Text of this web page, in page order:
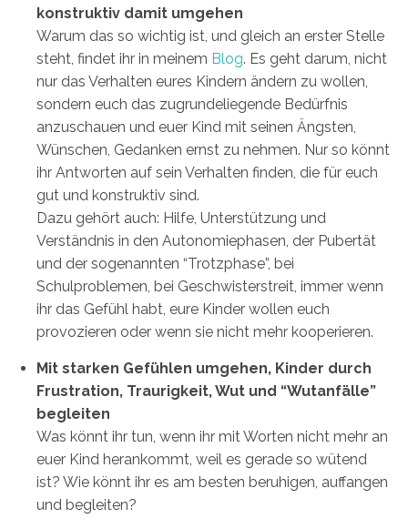
konstruktiv damit umgehen
Warum das so wichtig ist, und gleich an erster Stelle
steht, findet ihr in meinem Blog. Es geht darum, nicht
nur das Verhalten eures Kindern ändern zu wollen,
sondern euch das zugrundeliegende Bedürfnis
anzuschauen und euer Kind mit seinen Ängsten,
Wünschen, Gedanken ernst zu nehmen. Nur so könnt
ihr Antworten auf sein Verhalten finden, die für euch
gut und konstruktiv sind.
Dazu gehört auch: Hilfe, Unterstützung und
Verständnis in den Autonomiephasen, der Pubertät
und der sogenannten “Trotzphase”, bei
Schulproblemen, bei Geschwisterstreit, immer wenn
ihr das Gefühl habt, eure Kinder wollen euch
provozieren oder wenn sie nicht mehr kooperieren.
Mit starken Gefühlen umgehen, Kinder durch
Frustration, Traurigkeit, Wut und “Wutanfälle”
begleiten
Was könnt ihr tun, wenn ihr mit Worten nicht mehr an
euer Kind herankommt, weil es gerade so wütend
ist? Wie könnt ihr es am besten beruhigen, auffangen
und begleiten?